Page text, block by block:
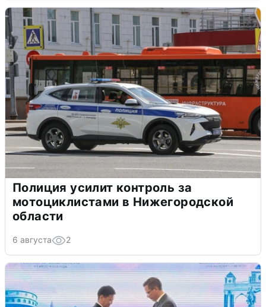
Полиция усилит контроль за
мотоциклистами в Нижегородской
области
6 августа 2